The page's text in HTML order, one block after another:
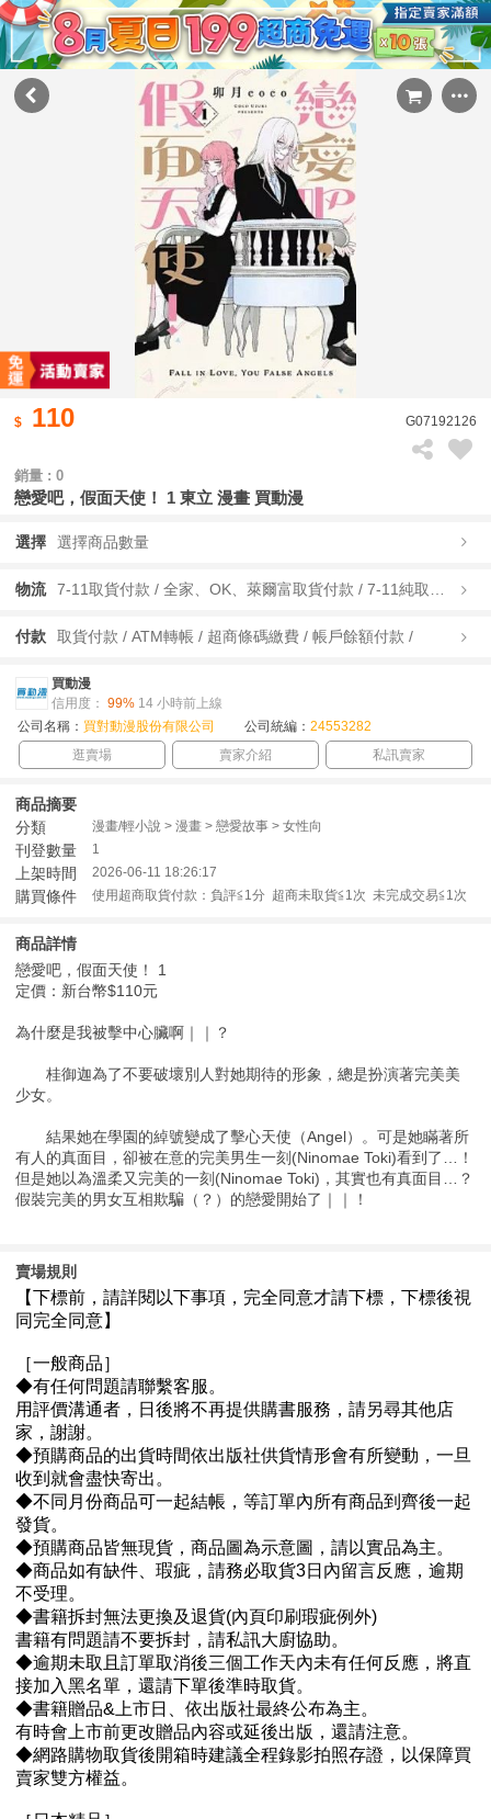
110 G07192126
銷量 : 0
戀愛吧，假面天使！ 1 東立 漫畫 買動漫
選擇 選擇商品數量
物流
付款 取貨付款 / ATM轉帳 / 超商條碼繳費 / 帳戶餘額付款 /
買動漫
信用度： 99% 14 小時前上線
公司名稱： 買對動漫股份有限公司 公司統編： 24553282
逛賣場
賣家介紹 私訊賣家
商品摘要
分類
漫畫/輕小說 > 漫畫 > 戀愛故事 > 女性向
刊登數量 1
上架時間 2026-06-11 18:26:17
購買條件 使用超商取貨付款：負評≦1分 超商未取貨≦1次 未完成交易≦1次
商品詳情
戀愛吧，假面天使！ 1
定價：新台幣$110元
為什麼是我被擊中心臟啊｜｜？
桂御迦為了不要破壞別人對她期待的形象，總是扮演著完美美
少女。
結果她在學園的綽號變成了擊心天使（Angel）。可是她瞞著所
有人的真面目，卻被在意的完美男生一刻(Ninomae Toki)看到了…！
但是她以為溫柔又完美的一刻(Ninomae Toki)，其實也有真面目…？
假裝完美的男女互相欺騙（？）的戀愛開始了｜｜！
賣場規則